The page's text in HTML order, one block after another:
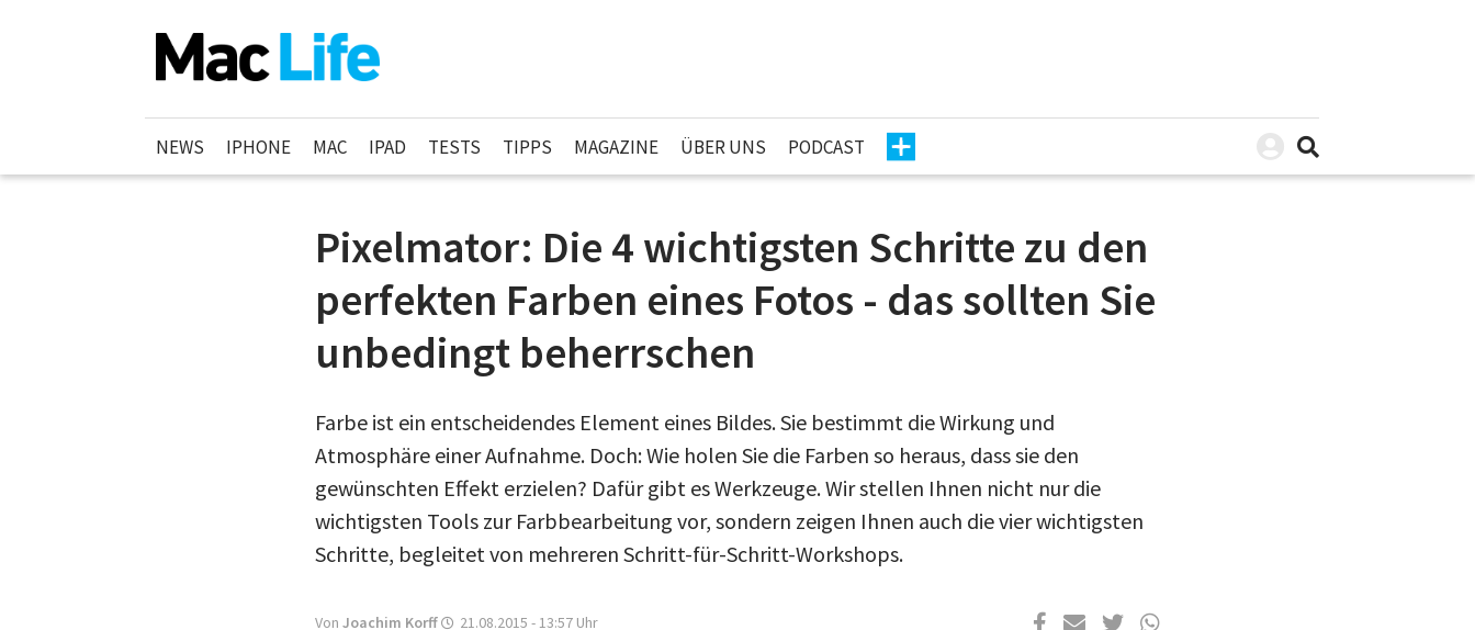
NEWS IPHONE MAC IPAD TESTS TIPPS MAGAZINE ÜBER UNS PODCAST
Pixelmator: Die 4 wichtigsten Schritte zu den
perfekten Farben eines Fotos - das sollten Sie
unbedingt beherrschen
Farbe ist ein entscheidendes Element eines Bildes. Sie bestimmt die Wirkung und
Atmosphäre einer Aufnahme. Doch: Wie holen Sie die Farben so heraus, dass sie den
gewünschten Effekt erzielen? Dafür gibt es Werkzeuge.Wir stellen Ihnen nicht nur die
wichtigsten Tools zur Farbbearbeitung vor, sondern zeigen Ihnen auch die vier wichtigsten
Schritte, begleitet von mehreren Schritt-für-Schritt-Workshops.
Von Joachim Korff 21.08.2015 - 13:57 Uhr